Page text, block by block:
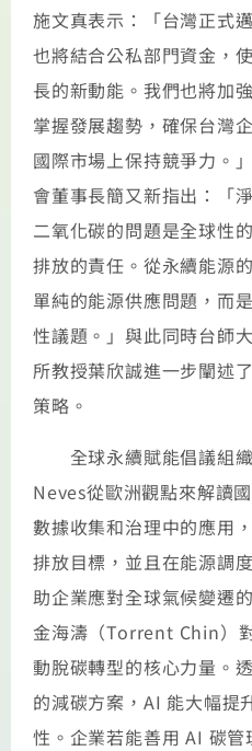
施文真表示：「台灣正式
也將結合公私部門資金，
長的新動能。我們也將加
掌握發展趨勢，確保台灣
國際市場上保持競爭力。
會董事長簡又新指出：「
二氧化碳的問題是全球性
排放的責任。從永續能源
單純的能源供應問題，而
性議題。」與此同時台師
所教授葉欣誠進一步闡述
策略。
全球永續賦能倡議組
Neves從歐洲觀點來解讀
數據收集和治理中的應用
排放目標，並且在能源調
助企業應對全球氣候變遷
金海濤（Torrent Chin）
動脫碳轉型的核心力量。
的減碳方案，AI 能大幅提
性。企業若能善用 AI 碳